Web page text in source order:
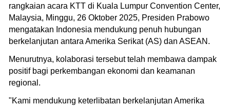
rangkaian acara KTT di Kuala Lumpur Convention Center,
Malaysia, Minggu, 26 Oktober 2025, Presiden Prabowo
mengatakan Indonesia mendukung penuh hubungan
berkelanjutan antara Amerika Serikat (AS) dan ASEAN.
Menurutnya, kolaborasi tersebut telah membawa dampak
positif bagi perkembangan ekonomi dan keamanan
regional.
"Kami mendukung keterlibatan berkelanjutan Amerika